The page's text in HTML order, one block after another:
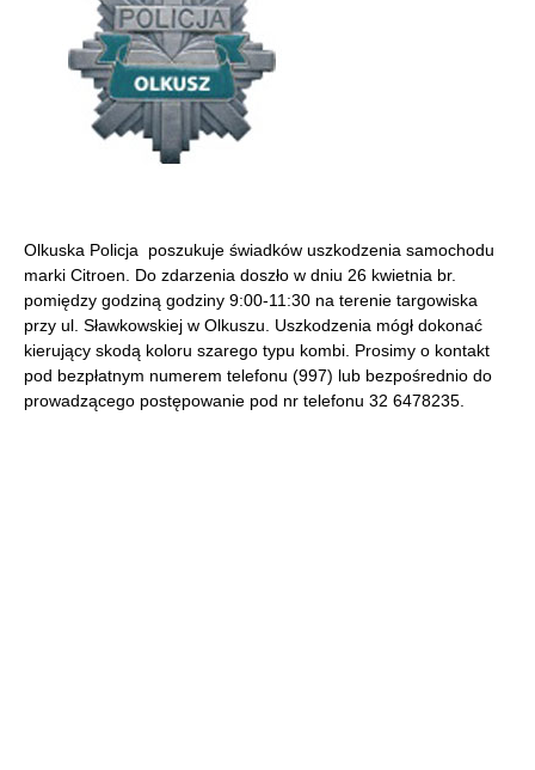
Olkuska Policja poszukuje świadków uszkodzenia samochodu
marki Citroen. Do zdarzenia doszło w dniu 26 kwietnia br.
pomiędzy godziną godziny 9:00-11:30 na terenie targowiska
przy ul. Sławkowskiej w Olkuszu. Uszkodzenia mógł dokonać
kierujący skodą koloru szarego typu kombi. Prosimy o kontakt
pod bezpłatnym numerem telefonu (997) lub bezpośrednio do
prowadzącego postępowanie pod nr telefonu 32 6478235.